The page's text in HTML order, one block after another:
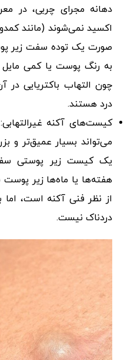
دهانه مجرای چربی، در
اکسید نمی‌شوند (مانند
صورت یک توده سفت زیر
به رنگ پوست یا کمی
چون التهاب باکتریایی
درد هستند.
کیست‌های آکنه
می‌تواند بسیار عمیق‌تر و
یک کیست زیر پوستی
هفته‌ها یا ماه‌ها زیر پوست
از نظر فنی آکنه است، اما
دردناک نیست.